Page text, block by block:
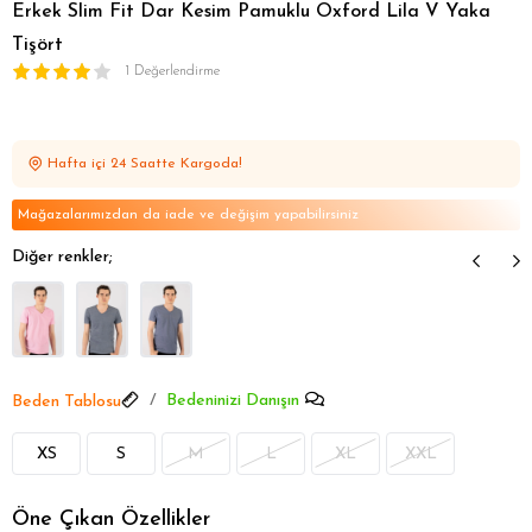
Erkek Slim Fit Dar Kesim Pamuklu Oxford Lila V Yaka
Tişört
1 Değerlendirme
Hafta içi 24 Saatte Kargoda!
Mağazalarımızdan da iade ve değişim yapabilirsiniz
Diğer renkler;
Beden Tablosu Bedeninizi Danışın
XS S M L XL XXL
Öne Çıkan Özellikler